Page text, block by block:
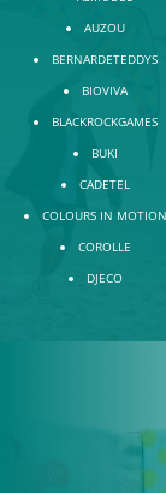
AUZOU
BERNARDETEDDYS
BIOVIVA
BLACKROCKGAMES
BUKI
CADETEL
COLOURS IN MOTION
COROLLE
DJECO